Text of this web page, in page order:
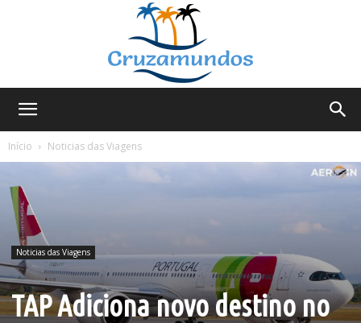
Início
Noticias das Viagens
Noticias das Viagens
TAP Adiciona novo destino no